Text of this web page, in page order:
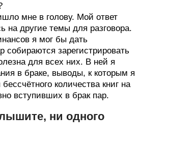
мне в голову. Мой ответ
на другие темы для разговора.
я мог бы дать
зарегистрировать
для всех них. В ней я
в браке, выводы, к которым я
количества книг на
вступивших в брак пар.
ни одного